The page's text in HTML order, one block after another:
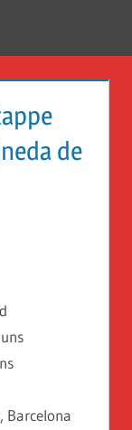
de
Barcelona